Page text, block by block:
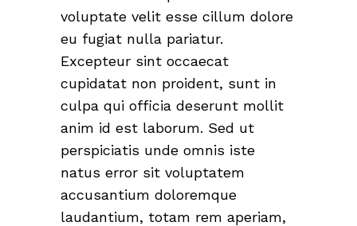
voluptate velit esse cillum dolore
eu fugiat nulla pariatur.
Excepteur sint occaecat
cupidatat non proident, sunt in
culpa qui officia deserunt mollit
anim id est laborum. Sed ut
perspiciatis unde omnis iste
natus error sit voluptatem
accusantium doloremque
laudantium, totam rem aperiam,